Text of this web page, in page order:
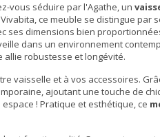
vous séduire par l'Agathe, un
ce meuble se distingue par
dimensions bien
dans un environnement
allie robustesse et longévité.
vaisselle et à vos accessoires.
ajoutant une touche de
! Pratique et esthétique, ce